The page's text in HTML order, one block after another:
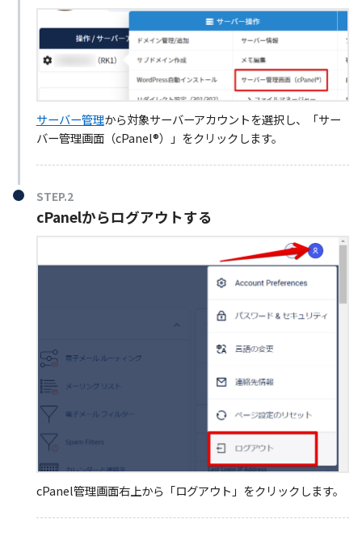
サーバー管理から対象サーバーアカウントを選択し、「サー
バー管理画面（cPanel®）」をクリックします。
STEP.2
cPanelからログアウトする
cPanel管理画面右上から「ログアウト」をクリックします。